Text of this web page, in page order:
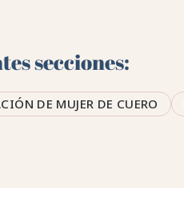
secciones:
DE MUJER DE CUERO